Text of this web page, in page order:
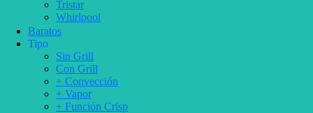
Tristar
Whirlpool
Baratos
Tipo
Sin Grill
Con Grill
+ Convección
+ Vapor
+ Función Crisp